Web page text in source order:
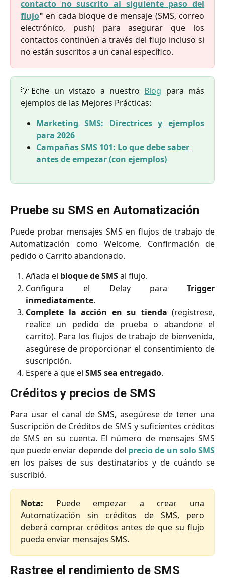
contacto no suscrito al siguiente paso del
flujo" en cada bloque de mensaje (SMS, correo
electrónico, push) para asegurar que los
contactos continúen a través del flujo incluso si
no están suscritos a un canal específico.
💡Eche un vistazo a nuestro Blog para más
ejemplos de las Mejores Prácticas:
Marketing SMS: Directrices y ejemplos
para 2026
Campañas SMS 101: Lo que debe saber
antes de empezar (con ejemplos)
Pruebe su SMS en Automatización
Puede probar mensajes SMS en flujos de trabajo de
Automatización como Welcome, Confirmación de
pedido o Carrito abandonado.
Añada el bloque de SMSal flujo.
Configura el Delay para Trigger
inmediatamente.
Complete la acción en su tienda (regístrese,
realice un pedido de prueba o abandone el
carrito). Para los flujos de trabajo de bienvenida,
asegúrese de proporcionar el consentimiento de
suscripción.
Espere a que el SMS sea entregado.
Créditos y precios de SMS
Para usar el canal de SMS, asegúrese de tener una
Suscripción de Créditos de SMS y suficientes créditos
de SMS en su cuenta. El número de mensajes SMS
que puede enviar depende del precio de un solo SMS
en los países de sus destinatarios y de cuándo se
suscribió.
Nota: Puede empezar a crear una
Automatización sin créditos de SMS, pero
deberá comprar créditos antes de que su flujo
pueda enviar mensajes SMS.
Rastree el rendimiento de SMS